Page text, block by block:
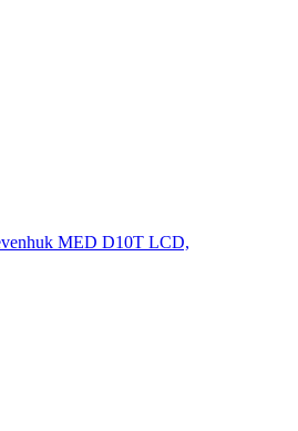
MED D10T LCD,